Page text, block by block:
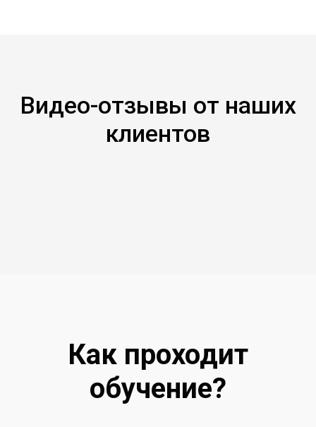
Видео-отзывы от наших
клиентов
Как проходит
обучение?